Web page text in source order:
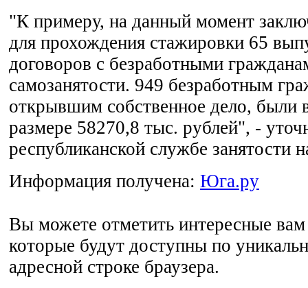
"К примеру, на данный момент
для прохождения стажировки 65
договоров с безработными
самозанятости. 949 безработным
открывшим собственное дело, были
размере 58270,8 тыс. рублей", -
республиканской службе занятости
Информация получена: Юга.ру
Вы можете отметить интересные
которые будут доступны по
адресной строке браузера.